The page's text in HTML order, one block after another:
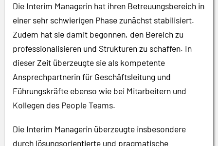
Die Interim Managerin hat ihren Betreuungsbereich in
einer sehr schwierigen Phase zunächst stabilisiert.
Zudem hat sie damit begonnen, den Bereich zu
professionalisieren und Strukturen zu schaffen. In
dieser Zeit überzeugte sie als kompetente
Ansprechpartnerin für Geschäftsleitung und
Führungskräfte ebenso wie bei Mitarbeitern und
Kollegen des People Teams.
Die Interim Managerin überzeugte insbesondere
durch lösungsorientierte und pragmatische